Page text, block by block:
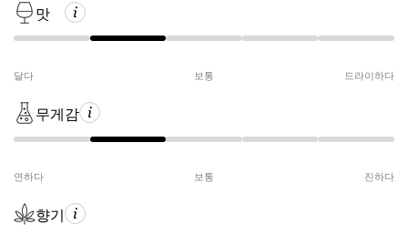
맛
달다 보통 드라이하다
무게감
연하다 보통 진하다
향기